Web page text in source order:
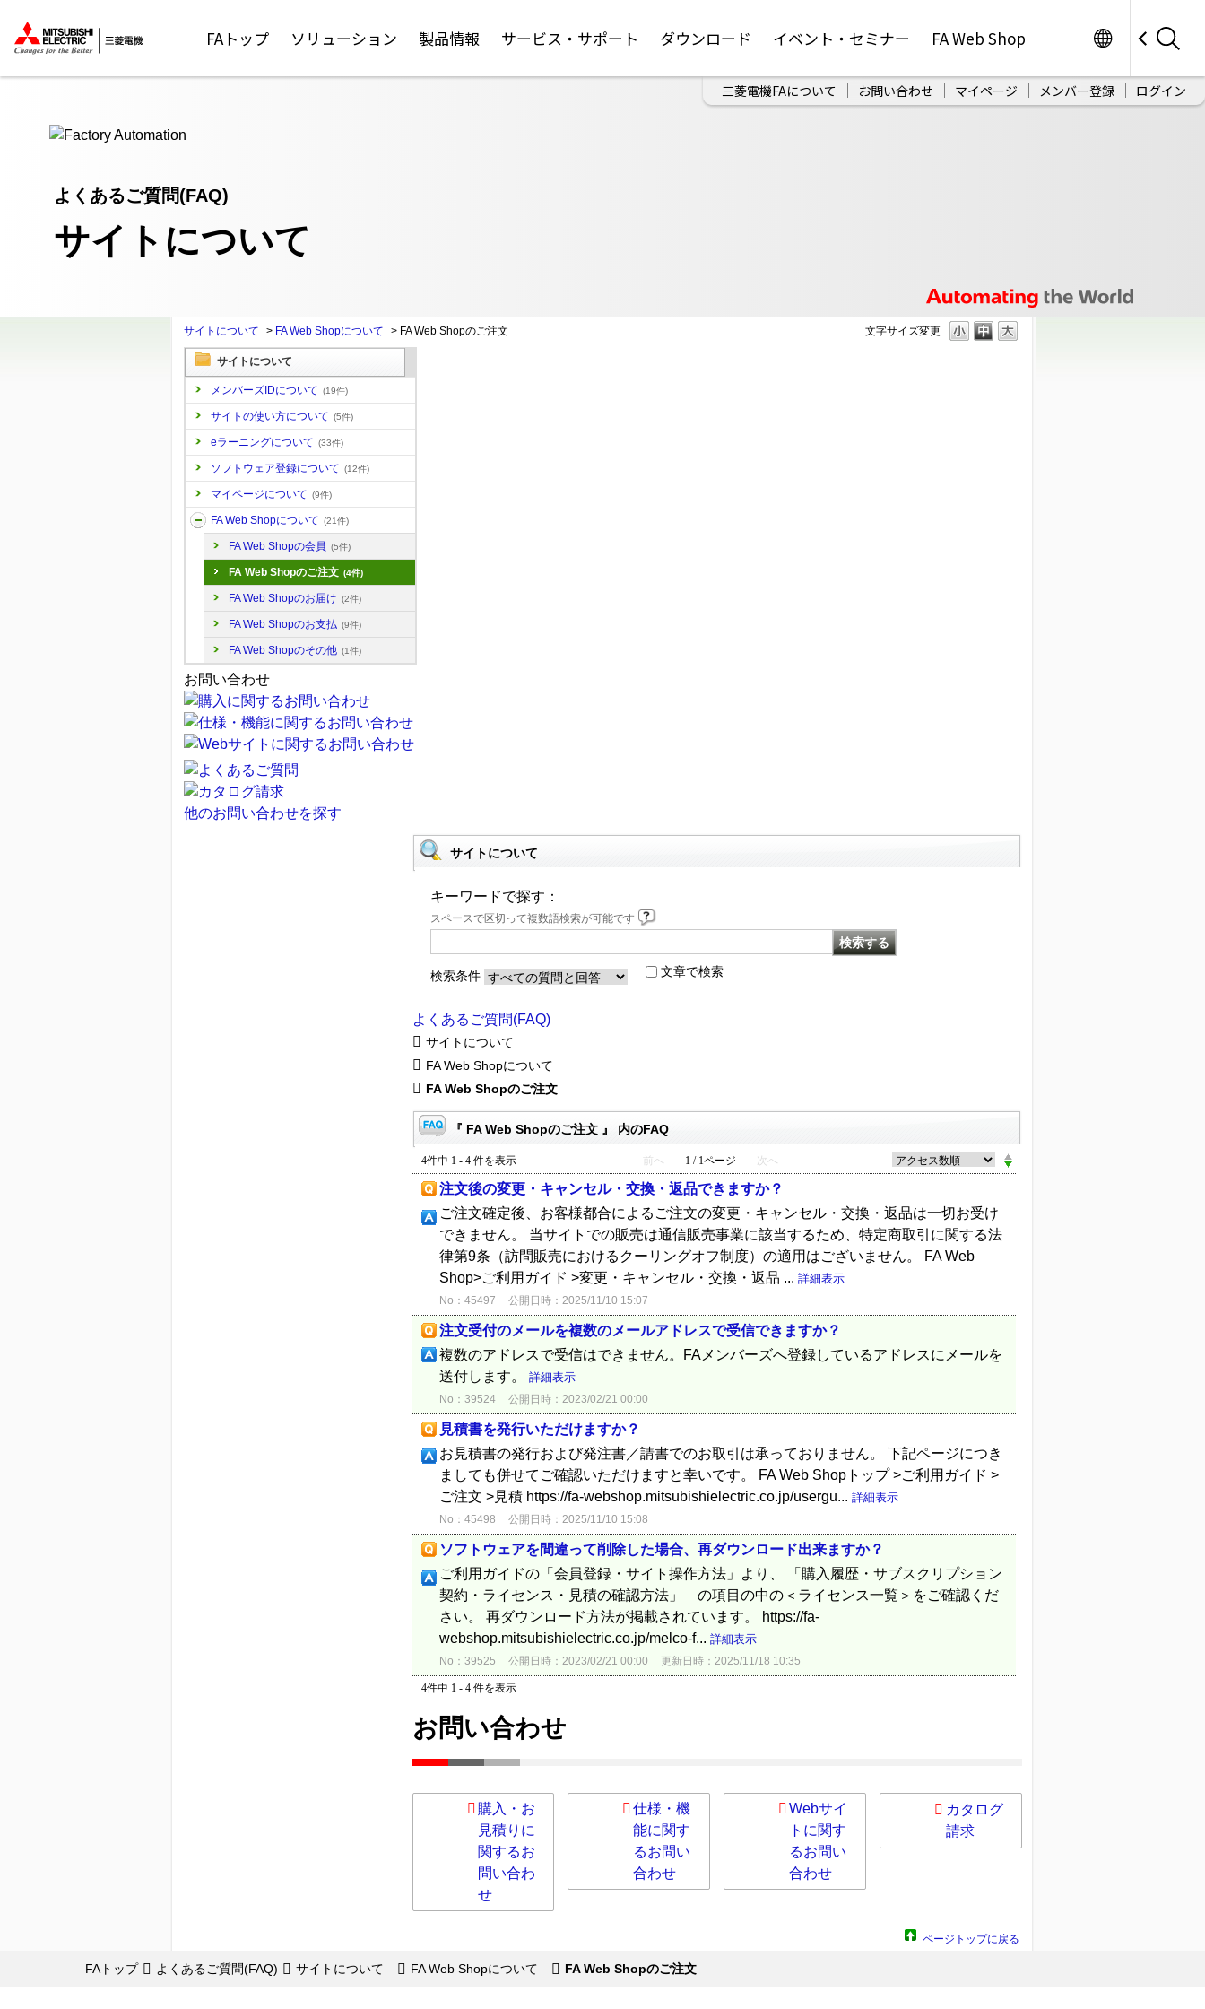
FAトップ ソリューション 製品情報 サービス・サポート ダウンロード イベント・セミナー FA Web Shop
三菱電機FAについて お問い合わせ マイページ メンバー登録 ログイン
よくあるご質問(FAQ)
サイトについて
文字サイズ変更
サイトについて > FA Web Shopについて > FA Web Shopのご注文
サイトについて
メンバーズIDについて (19件)
サイトの使い方について (5件)
eラーニングについて (33件)
ソフトウェア登録について (12件)
マイページについて (9件)
FA Web Shopについて (21件)
FA Web Shopの会員 (5件)
FA Web Shopのご注文 (4件)
FA Web Shopのお届け (2件)
FA Web Shopのお支払 (9件)
FA Web Shopのその他 (1件)
お問い合わせ
他のお問い合わせを探す
サイトについて
キーワードで探す：
スペースで区切って複数語検索が可能です
検索条件 文章で検索
よくあるご質問(FAQ)
サイトについて
FA Web Shopについて
FA Web Shopのご注文
『 FA Web Shopのご注文 』 内のFAQ
4件中 1 - 4 件を表示 前へ 1 / 1ページ 次へ
注文後の変更・キャンセル・交換・返品できますか？
ご注文確定後、お客様都合によるご注文の変更・キャンセル・交換・返品は一切お受け
できません。 当サイトでの販売は通信販売事業に該当するため、特定商取引に関する法
律第9条（訪問販売におけるクーリングオフ制度）の適用はございません。 FA Web
Shop>ご利用ガイド >変更・キャンセル・交換・返品 ... 詳細表示
No：45497 公開日時：2025/11/10 15:07
注文受付のメールを複数のメールアドレスで受信できますか？
複数のアドレスで受信はできません。FAメンバーズへ登録しているアドレスにメールを
送付します。 詳細表示
No：39524 公開日時：2023/02/21 00:00
見積書を発行いただけますか？
お見積書の発行および発注書／請書でのお取引は承っておりません。 下記ページにつき
ましても併せてご確認いただけますと幸いです。 FA Web Shopトップ >ご利用ガイド >
ご注文 >見積 https://fa-webshop.mitsubishielectric.co.jp/usergu... 詳細表示
No：45498 公開日時：2025/11/10 15:08
ソフトウェアを間違って削除した場合、再ダウンロード出来ますか？
ご利用ガイドの「会員登録・サイト操作方法」より、 「購入履歴・サブスクリプション
契約・ライセンス・見積の確認方法」 の項目の中の＜ライセンス一覧＞をご確認くだ
さい。 再ダウンロード方法が掲載されています。 https://fa-
webshop.mitsubishielectric.co.jp/melco-f... 詳細表示
No：39525 公開日時：2023/02/21 00:00 更新日時：2025/11/18 10:35
4件中 1 - 4 件を表示
お問い合わせ
購入・お
見積りに
関するお
問い合わ
せ
仕様・機
能に関す
るお問い
合わせ
Webサイ
トに関す
るお問い
合わせ
カタログ
請求
ページトップに戻る
FAトップ よくあるご質問(FAQ) サイトについて FA Web Shopについて FA Web Shopのご注文